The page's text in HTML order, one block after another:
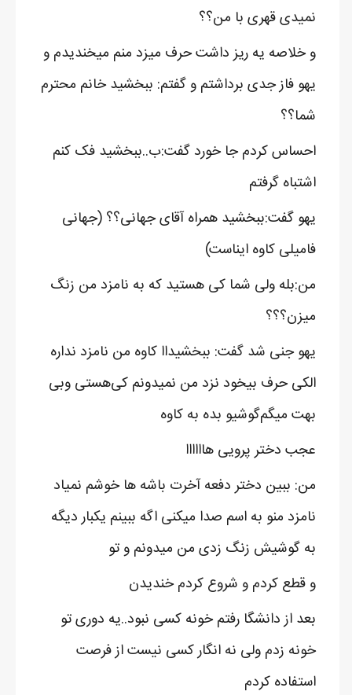
نمیدی قهری با من؟؟
و خلاصه یه ریز داشت حرف میزد منم میخندیدم و
یهو فاز جدی برداشتم و گفتم: ببخشید خانم محترم
شما؟؟
احساس کردم جا خورد گفت:ب..ببخشید فک کنم
اشتباه گرفتم
یهو گفت:ببخشید همراه آقای جهانی؟؟ (جهانی
فامیلی کاوه ایناست)
من:بله ولی شما کی هستید که به نامزد من زنگ
میزن؟؟؟
یهو جنی شد گفت: ببخشیداا کاوه من نامزد نداره
الکی حرف بیخود نزد من نمیدونم کی‌هستی وبی
بهت میگم‌گوشیو بده به کاوه
عجب دختر پرویی هاااااا
من: ببین دختر دفعه آخرت باشه ها خوشم نمیاد
نامزد منو به اسم صدا میکنی اگه ببینم یکبار دیگه
به گوشیش زنگ زدی من میدونم و تو
و قطع کردم و شروع کردم خندیدن
بعد از دانشگا رفتم خونه کسی نبود..یه دوری تو
خونه زدم ولی نه انگار کسی نیست از فرصت
استفاده کردم